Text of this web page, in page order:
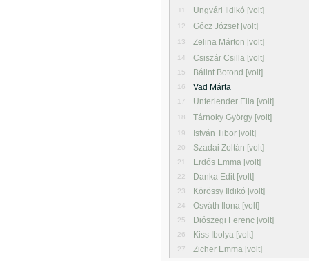
11 Ungvári Ildikó [volt]
12 Gócz József [volt]
13 Zelina Márton [volt]
14 Csiszár Csilla [volt]
15 Bálint Botond [volt]
16 Vad Márta
17 Unterlender Ella [volt]
18 Tárnoky György [volt]
19 István Tibor [volt]
20 Szadai Zoltán [volt]
21 Erdős Emma [volt]
22 Danka Edit [volt]
23 Körössy Ildikó [volt]
24 Osváth Ilona [volt]
25 Diószegi Ferenc [volt]
26 Kiss Ibolya [volt]
27 Zicher Emma [volt]